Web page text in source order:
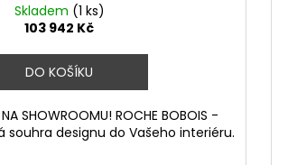
Skladem (1 ks)
103 942 Kč
DO KOŠÍKU
NA SHOWROOMU! ROCHE BOBOIS -
souhra designu do Vašeho interiéru.